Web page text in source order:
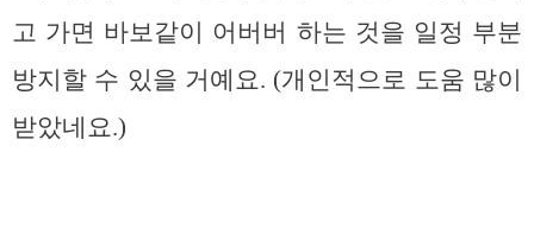
고 가면 바보같이 어버버 하는 것을 일정 부분
방지할 수 있을 거예요. (개인적으로 도움 많이
받았네요.)